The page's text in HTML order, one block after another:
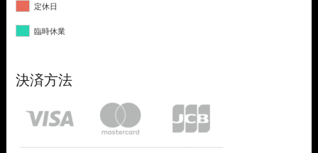
定休日
臨時休業
決済方法